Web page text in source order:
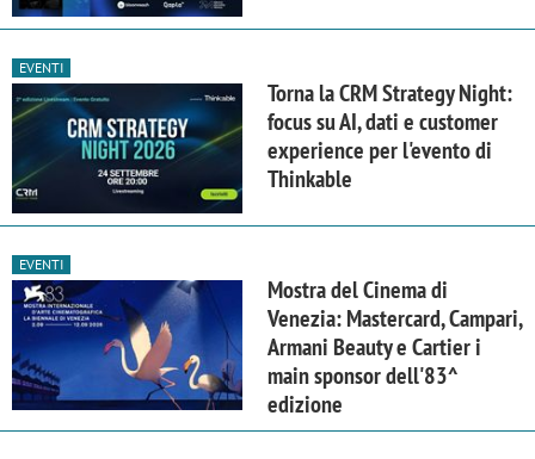
EVENTI
Torna la CRM Strategy Night:
focus su AI, dati e customer
experience per l'evento di
Thinkable
EVENTI
Mostra del Cinema di
Venezia: Mastercard, Campari,
Armani Beauty e Cartier i
main sponsor dell'83^
edizione